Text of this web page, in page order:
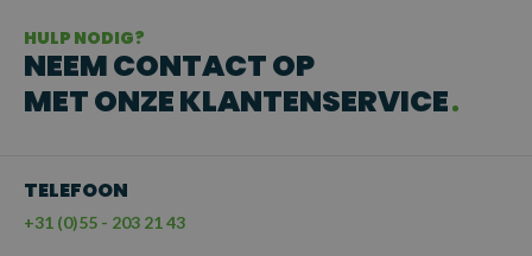
HULP NODIG?
NEEM CONTACT OP
MET ONZE KLANTENSERVICE
TELEFOON
+31 (0)55 - 203 21 43